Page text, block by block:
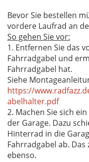
Bevor Sie bestellen
vordere Laufrad an
So gehen Sie vor:
1. Entfernen Sie das
Fahrradgabel und
Fahrradgabel hat.
Siehe
https://
abelhalter.pdf
2. Machen Sie sich
der Garage. Dazu
Hinterrad in die
Fahrradgabel ab.
ebenso.